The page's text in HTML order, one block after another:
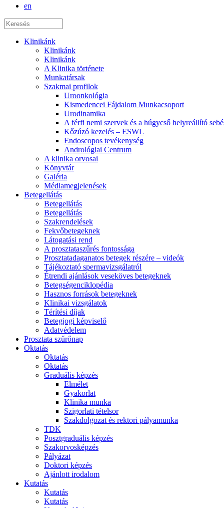
en
Klinikánk
Klinikánk
Klinikánk
A Klinika története
Munkatársak
Szakmai profilok
Uroonkológia
Kismedencei Fájdalom Munkacsoport
Urodinamika
A férfi nemi szervek és a húgycső helyreállító
Kőzúzó kezelés – ESWL
Endoscopos tevékenység
Andrológiai Centrum
A klinika orvosai
Könyvtár
Galéria
Médiamegjelenések
Betegellátás
Betegellátás
Betegellátás
Szakrendelések
Fekvőbetegeknek
Látogatási rend
A prosztataszűrés fontossága
Prosztatadaganatos betegek részére – videók
Tájékoztató spermavizsgálatról
Étrendi ajánlások veseköves betegeknek
Betegségenciklopédia
Hasznos források betegeknek
Klinikai vizsgálatok
Térítési díjak
Betegjogi képviselő
Adatvédelem
Prosztata szűrőnap
Oktatás
Oktatás
Oktatás
Graduális képzés
Elmélet
Gyakorlat
Klinika munka
Szigorlati tételsor
Szakdolgozat és rektori pályamunka
TDK
Posztgraduális képzés
Szakorvosképzés
Pályázat
Doktori képzés
Ajánlott irodalom
Kutatás
Kutatás
Kutatás